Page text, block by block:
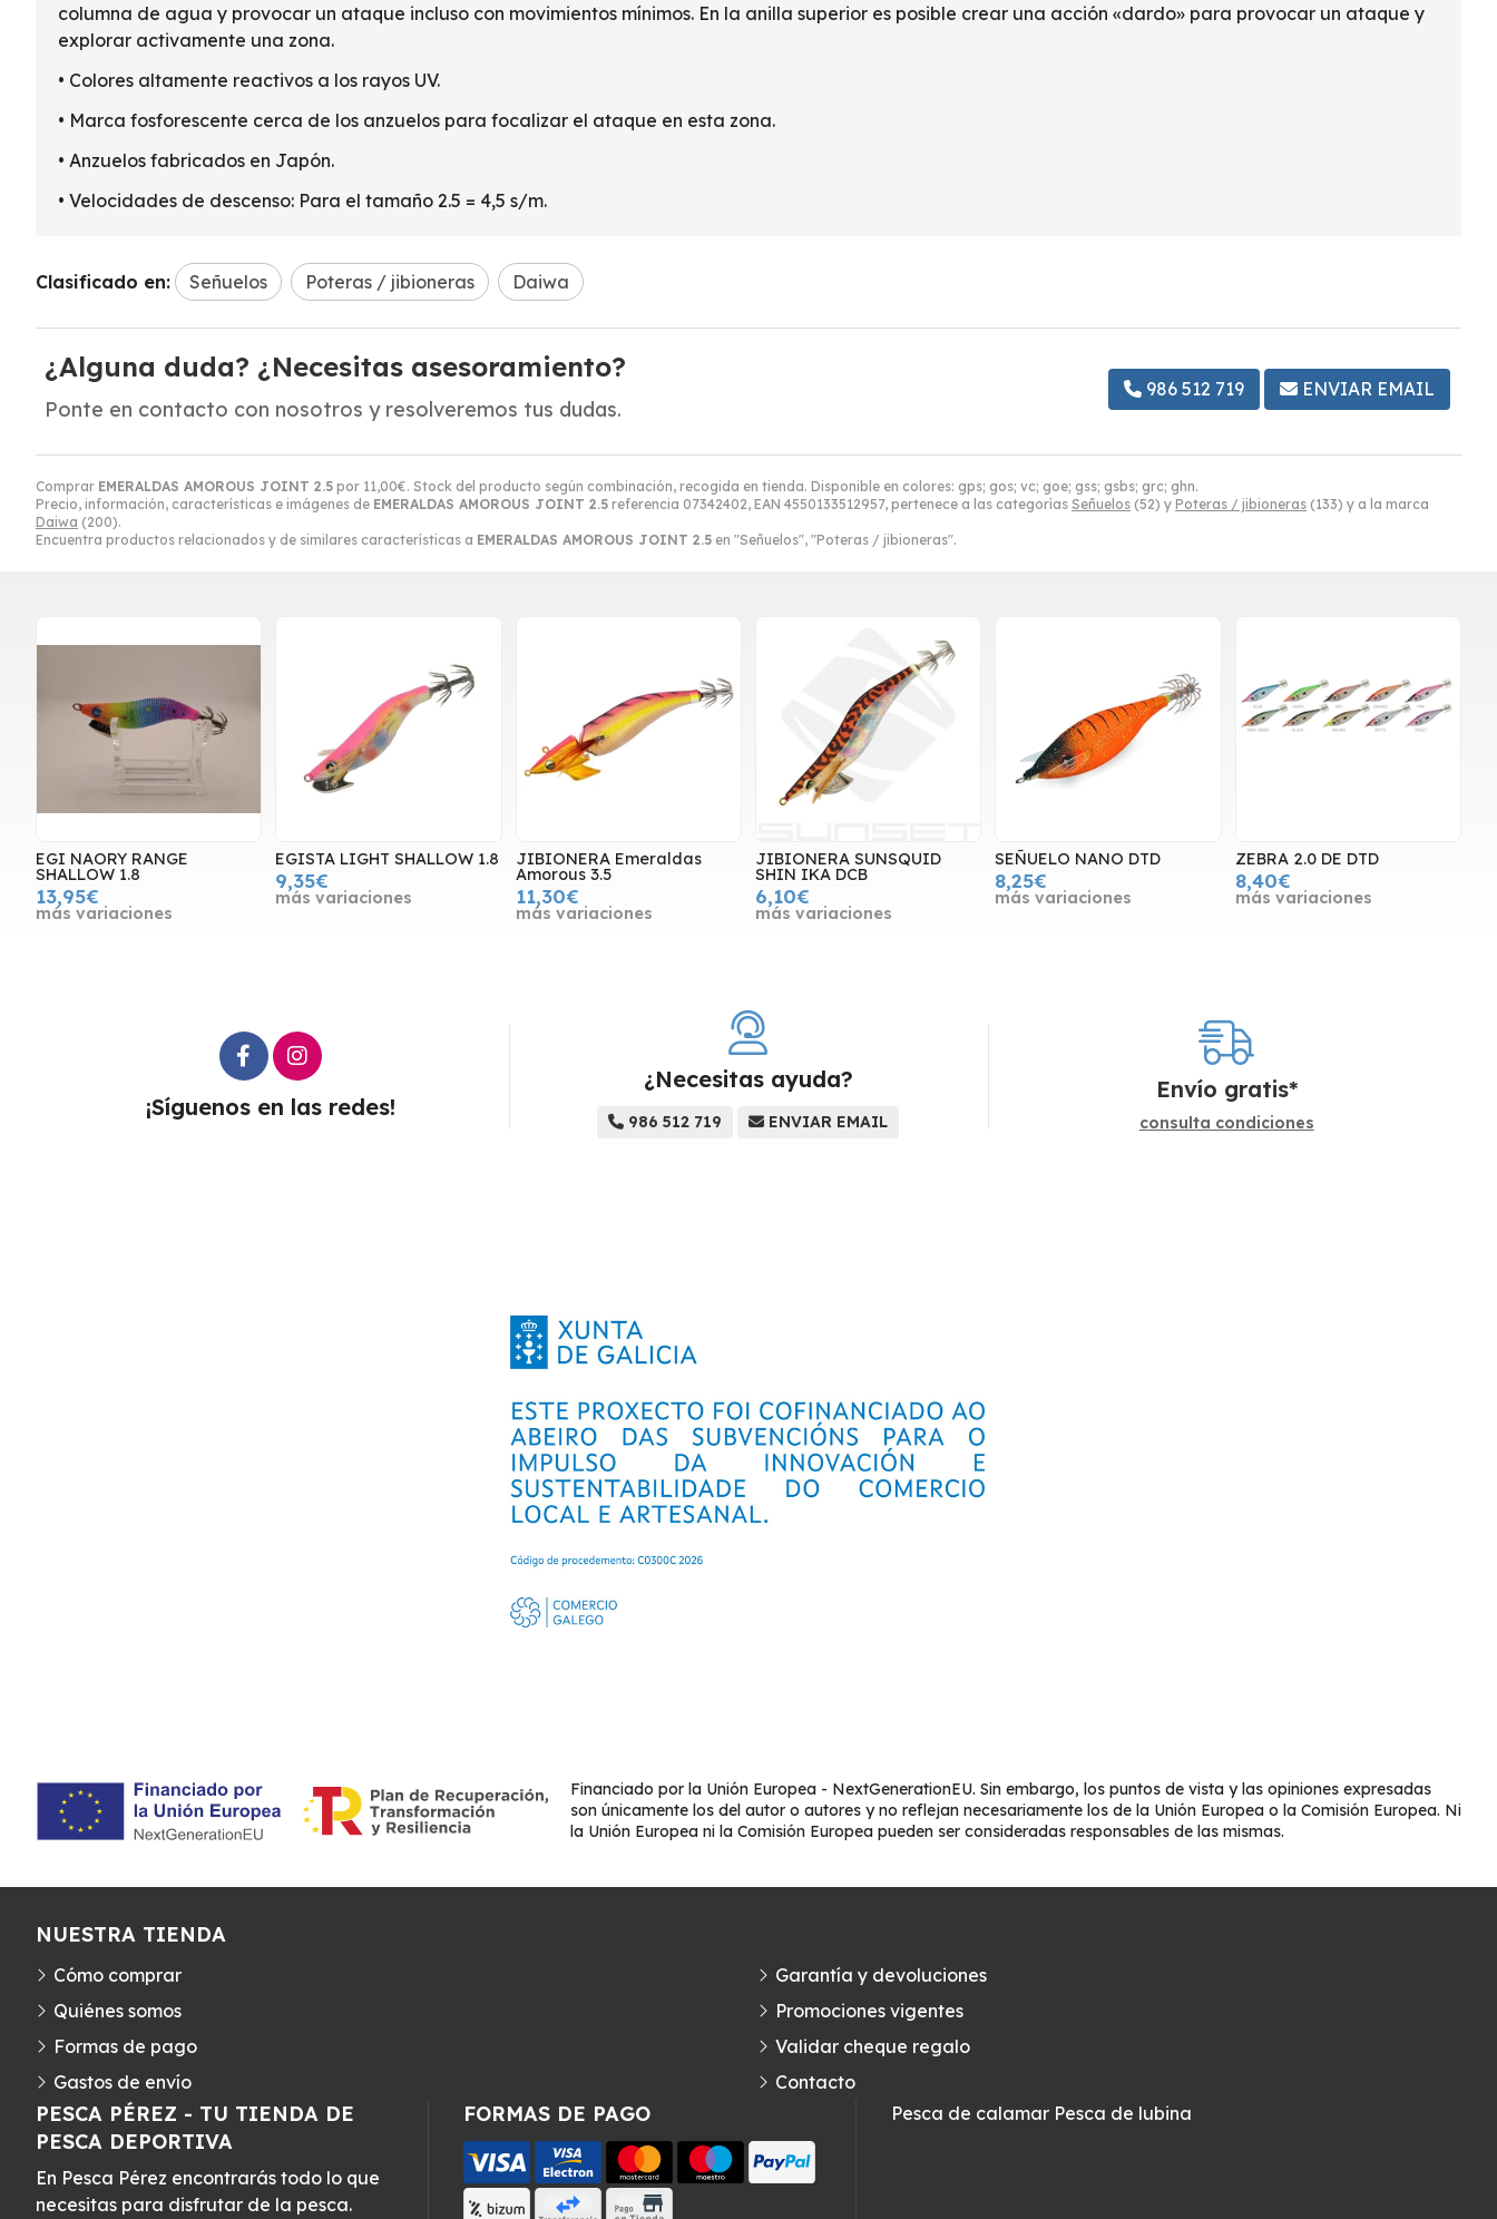
Comprar EMERALDAS AMOROUS JOINT 2.5 por 11,00€. Stock del producto según combinación, recogida en tienda. Disponible en colores: gps; gos; vc; goe; gss; gsbs; grc; ghn.
Precio, información, características e imágenes de EMERALDAS AMOROUS JOINT 2.5 referencia 07342402, EAN 4550133512957, pertenece a las categorías Señuelos (52) y Poteras / jibioneras (133) y a la marca
Daiwa (200).
Encuentra productos relacionados y de similares características a EMERALDAS AMOROUS JOINT 2.5 en "Señuelos", "Poteras / jibioneras".
columna de agua y provocar un ataque incluso con movimientos mínimos. En la anilla superior es posible crear una acción «dardo» para provocar un ataque y
explorar activamente una zona.
• Colores altamente reactivos a los rayos UV.
• Marca fosforescente cerca de los anzuelos para focalizar el ataque en esta zona.
• Anzuelos fabricados en Japón.
• Velocidades de descenso: Para el tamaño 2.5 = 4,5 s/m.
Clasificado en: Señuelos Poteras / jibioneras Daiwa
¿Alguna duda? ¿Necesitas asesoramiento?
Ponte en contacto con nosotros y resolveremos tus dudas.
986 512 719 ENVIAR EMAIL
EGI NAORY RANGE
SHALLOW 1.8
13,95€
más variaciones
EGISTA LIGHT SHALLOW 1.8
9,35€
más variaciones
JIBIONERA Emeraldas
Amorous 3.5
11,30€
más variaciones
JIBIONERA SUNSQUID
SHIN IKA DCB
6,10€
más variaciones
SEÑUELO NANO DTD
8,25€
más variaciones
ZEBRA 2.0 DE DTD
8,40€
más variaciones
¡Síguenos en las redes!
¿Necesitas ayuda?
986 512 719 ENVIAR EMAIL
Envío gratis*
consulta condiciones
Financiado por la Unión Europea - NextGenerationEU. Sin embargo, los puntos de vista y las opiniones expresadas
son únicamente los del autor o autores y no reflejan necesariamente los de la Unión Europea o la Comisión Europea. Ni
la Unión Europea ni la Comisión Europea pueden ser consideradas responsables de las mismas.
PESCA PÉREZ - TU TIENDA DE
PESCA DEPORTIVA
En Pesca Pérez encontrarás todo lo que
necesitas para disfrutar de la pesca.
FORMAS DE PAGO
NUESTRA TIENDA
Cómo comprar
Quiénes somos
Formas de pago
Gastos de envío
Garantía y devoluciones
Promociones vigentes
Validar cheque regalo
Contacto
Pesca de calamar Pesca de lubina